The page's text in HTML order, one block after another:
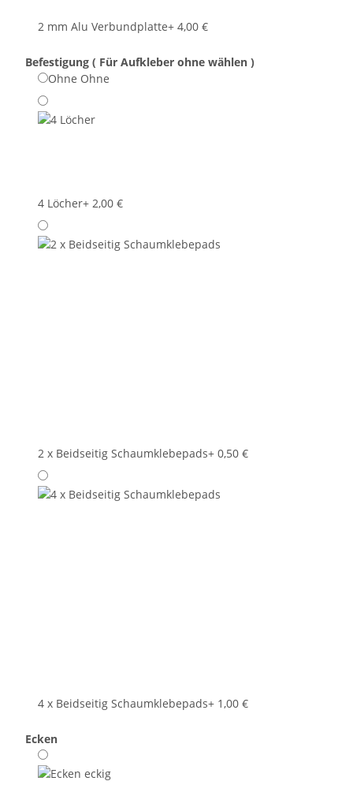
2 mm Alu Verbundplatte+ 4,00 €
Befestigung ( Für Aufkleber ohne wählen )
Ohne Ohne
4 Löcher+ 2,00 €
2 x Beidseitig Schaumklebepads+ 0,50 €
4 x Beidseitig Schaumklebepads+ 1,00 €
Ecken